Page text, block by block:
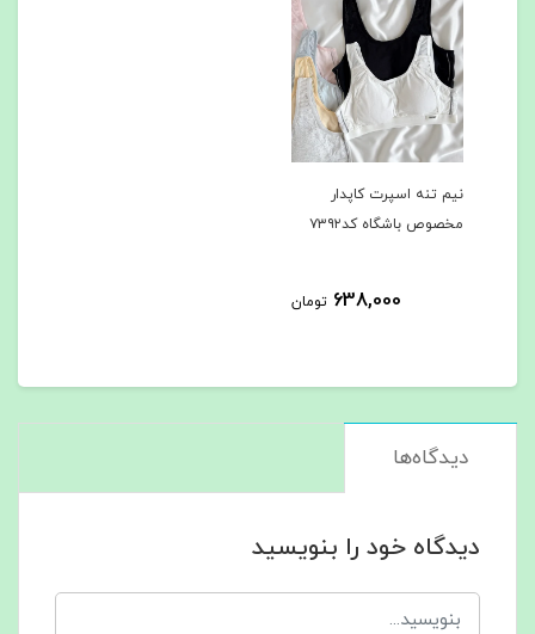
نیم تنه اسپرت کاپدار
مخصوص باشگاه کد۷۳۹۲
638,000 تومان
دیدگاه‌ها
دیدگاه خود را بنویسید